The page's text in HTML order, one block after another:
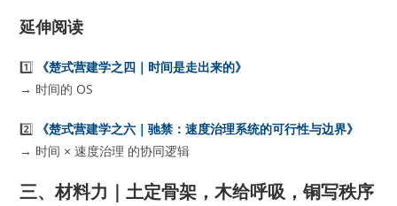
延伸阅读
1️⃣
《楚式营建学之四｜时间是走出来的》
→ 时间的 OS
2️⃣
《楚式营建学之六｜驰禁：速度治理系统的可行性与边界》
→ 时间 × 速度治理 的协同逻辑
三、材料力｜土定骨架，木给呼吸，铜写秩序